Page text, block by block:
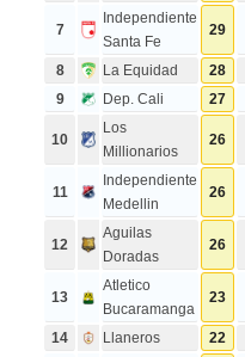
7
Independiente
Santa Fe
29
8 La Equidad 28
9
Dep. Cali 27
10
Los
Millionarios
26
11
Independiente
Medellin
26
12
Aguilas
Doradas
26
13
Atletico
Bucaramanga
23
14 Llaneros 22